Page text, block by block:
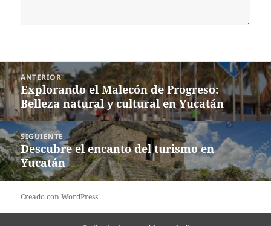
Navegación
de
entradas
ANTERIOR
Entrada
anterior:
Explorando el Malecón de Progreso:
Belleza natural y cultural en Yucatán
SIGUIENTE
Siguiente
entrada:
Descubre el encanto del turismo en
Yucatán
Creado con WordPress